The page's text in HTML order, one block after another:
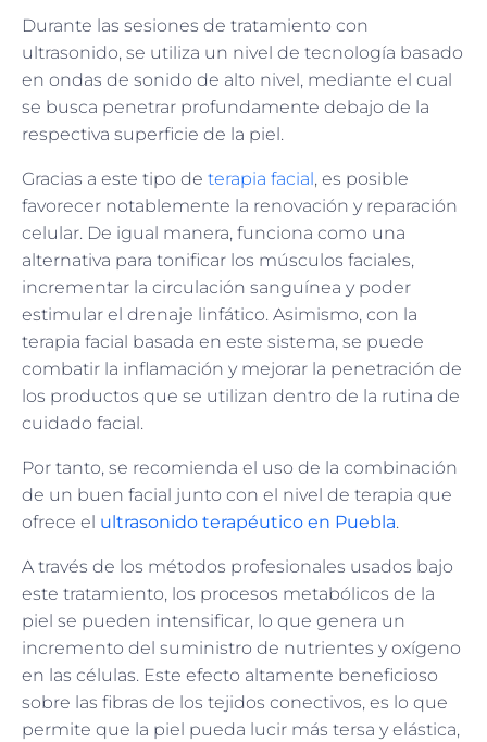
Durante las sesiones de tratamiento con
ultrasonido, se utiliza un nivel de tecnología basado
en ondas de sonido de alto nivel, mediante el cual
se busca penetrar profundamente debajo de la
respectiva superficie de la piel.
Gracias a este tipo de terapia facial , es posible
favorecer notablemente la renovación y reparación
celular. De igual manera, funciona como una
alternativa para tonificar los músculos faciales,
incrementar la circulación sanguínea y poder
estimular el drenaje linfático. Asimismo, con la
terapia facial basada en este sistema, se puede
combatir la inflamación y mejorar la penetración de
los productos que se utilizan dentro de la rutina de
cuidado facial.
Por tanto, se recomienda el uso de la combinación
de un buen facial junto con el nivel de terapia que
ofrece el ultrasonido terapéutico en Puebla.
A través de los métodos profesionales usados bajo
este tratamiento, los procesos metabólicos de la
piel se pueden intensificar, lo que genera un
incremento del suministro de nutrientes y oxígeno
en las células. Este efecto altamente beneficioso
sobre las fibras de los tejidos conectivos, es lo que
permite que la piel pueda lucir más tersa y elástica,